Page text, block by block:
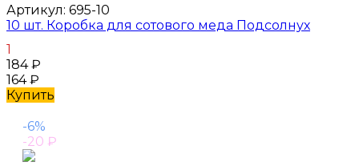
Артикул: 695-10
10 шт. Коробка для сотового меда Подсолнух
1
184₽
164₽
Купить
-6%
-20 ₽